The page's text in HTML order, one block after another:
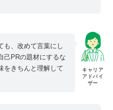
キャリア
アドバイ
ザー
も、改めて言葉にし
己PRの題材にするな
をきちんと理解して